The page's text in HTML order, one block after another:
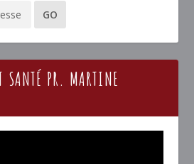
SANTÉ PR. MARTINE